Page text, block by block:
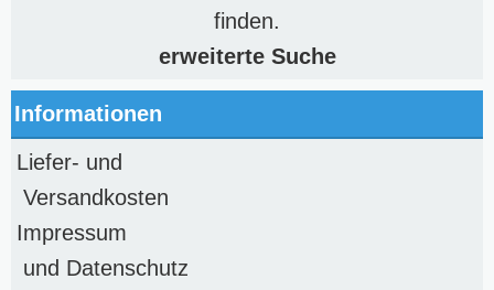
finden.
erweiterte Suche
Informationen
Liefer- und
Versandkosten
Impressum
und Datenschutz